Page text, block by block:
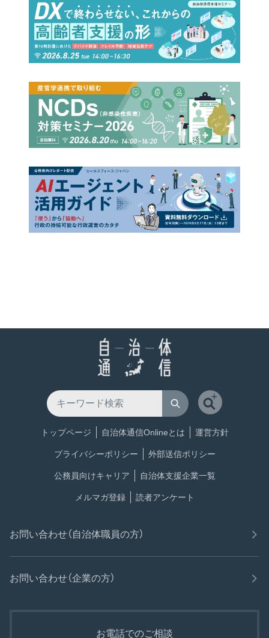
トップページ 自治体通信Onlineとは 運営方針
プライバシーポリシー 外部送信ポリシー
公務員向けキャリア 自治体支援企業一覧
メルマガ登録 読者アンケート
お問い合わせ（自治体職員の方）
お問い合わせ（企業の方）
お電話でのご相談